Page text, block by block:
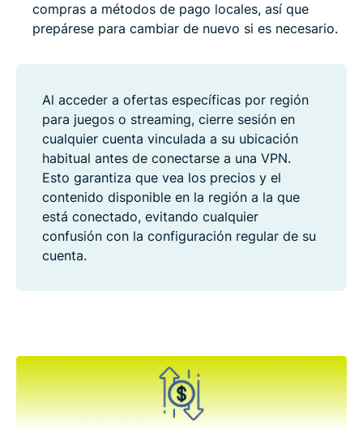
compras a métodos de pago locales, así que
prepárese para cambiar de nuevo si es necesario.
Al acceder a ofertas específicas por región
para juegos o streaming, cierre sesión en
cualquier cuenta vinculada a su ubicación
habitual antes de conectarse a una VPN.
Esto garantiza que vea los precios y el
contenido disponible en la región a la que
está conectado, evitando cualquier
confusión con la configuración regular de su
cuenta.